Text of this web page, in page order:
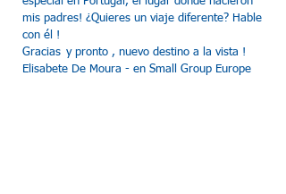
mis padres! ¿Quieres un viaje diferente? Hable
con él !
Gracias y pronto , nuevo destino a la vista !
Elisabete De Moura - en Small Group Europe